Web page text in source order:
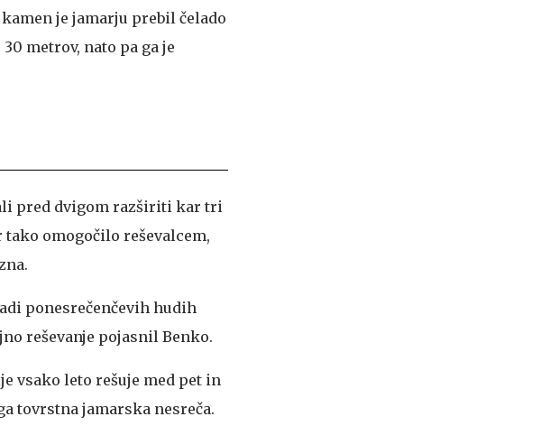
je jamarju prebil čelado
metrov, nato pa ga je
pred dvigom razširiti kar tri
omogočilo reševalcem,
ponesrečenčevih hudih
reševanje pojasnil Benko.
vsako leto rešuje med pet in
tovrstna jamarska nesreča.